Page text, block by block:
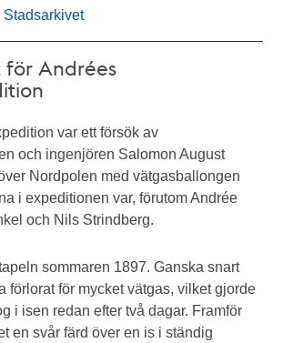
Stadsarkivet
Andrées
var ett försök av
och ingenjören Salomon August
Nordpolen med vätgasballongen
i expeditionen var, förutom Andrée
och Nils Strindberg.
sommaren 1897. Ganska snart
förlorat för mycket vätgas, vilket gjorde
i isen redan efter två dagar. Framför
en svår färd över en is i ständig